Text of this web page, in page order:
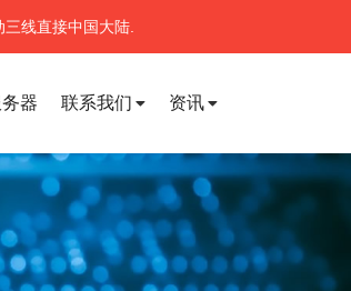
线直接中国大陆.
器 联系我们 资讯